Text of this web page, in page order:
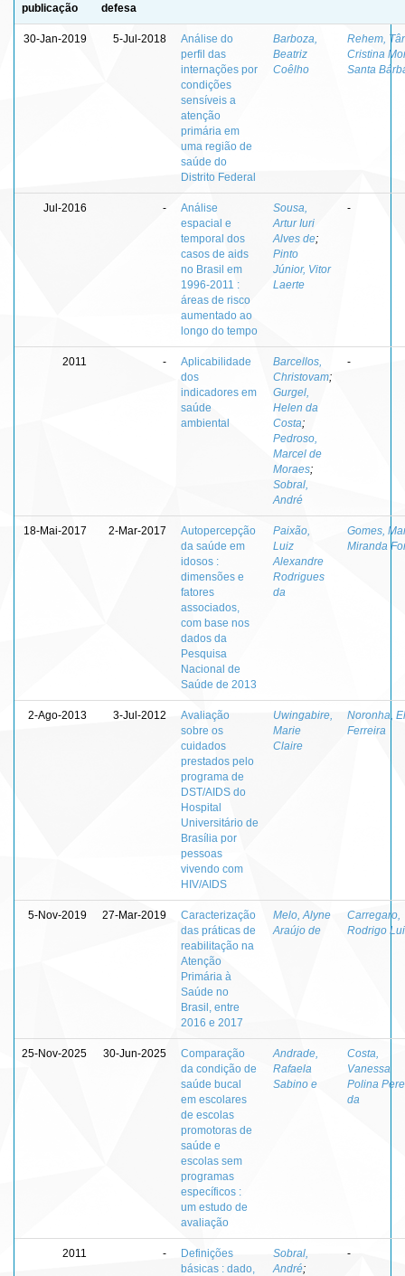
publicação
defesa
30-Jan-2019 5-Jul-2018
Análise do
perfil das
internações por
condições
sensíveis a
atenção
primária em
uma região de
saúde do
Distrito Federal
Barboza,
Beatriz
Coêlho
Rehem,
Cristina
Santa
Jul-2016 -
Análise
espacial e
temporal dos
casos de aids
no Brasil em
1996-2011 :
áreas de risco
aumentado ao
longo do tempo
Sousa,
Artur Iuri
Alves de;
Pinto
Júnior, Vitor
Laerte
-
2011 -
Aplicabilidade
dos
indicadores em
saúde
ambiental
Barcellos,
Christovam;
Gurgel,
Helen da
Costa;
Pedroso,
Marcel de
Moraes;
Sobral,
André
-
18-Mai-2017 2-Mar-2017
Autopercepção
da saúde em
idosos :
dimensões e
fatores
associados,
com base nos
dados da
Pesquisa
Nacional de
Saúde de 2013
Paixão,
Luiz
Alexandre
Rodrigues
da
Gomes,
Miranda
2-Ago-2013 3-Jul-2012
Avaliação
sobre os
cuidados
prestados pelo
programa de
DST/AIDS do
Hospital
Universitário de
Brasília por
pessoas
vivendo com
HIV/AIDS
Uwingabire,
Marie
Claire
Noronha,
Ferreira
5-Nov-2019 27-Mar-2019
Caracterização
das práticas de
reabilitação na
Atenção
Primária à
Saúde no
Brasil, entre
2016 e 2017
Melo, Alyne
Araújo de
Carregaro,
Rodrigo
25-Nov-2025 30-Jun-2025
Comparação
da condição de
saúde bucal
em escolares
de escolas
promotoras de
saúde e
escolas sem
programas
específicos :
um estudo de
avaliação
Andrade,
Rafaela
Sabino e
Costa,
Vanessa
Polina
da
2011 -
Definições
básicas : dado,
Sobral,
André;
-